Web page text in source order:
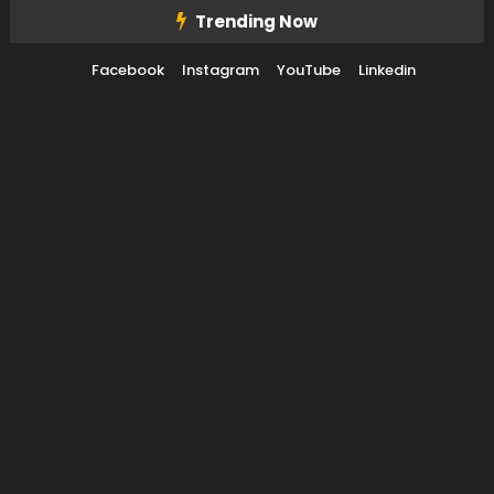
Trending Now
Facebook Instagram YouTube Linkedin